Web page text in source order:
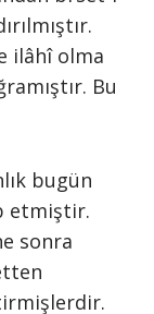
ilâhî olma
Bu
bugün
etmiştir.
sonra